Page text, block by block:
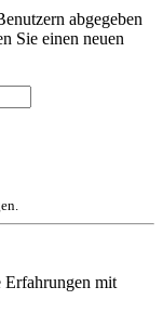
abgegeben
Sie einen neuen
Erfahrungen mit